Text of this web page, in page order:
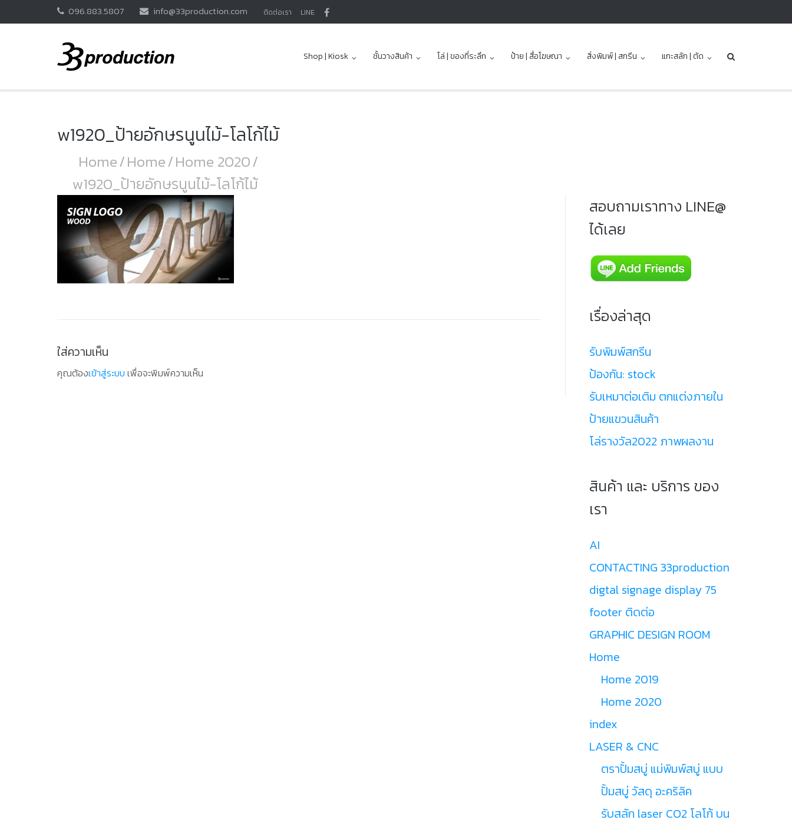
096.883.5807 info@33production.com ติดต่อเรา LINE
Shop | Kiosk ชั้นวางสินค้า โล่ | ของที่ระลึก ป้าย | สื่อโฆษณา สิ่งพิมพ์ | สกรีน แกะสลัก | ตัด
w1920_ป้ายอักษรนูนไม้-โลโก้ไม้
Home/Home/Home 2020/
w1920_ป้ายอักษรนูนไม้-โลโก้ไม้
ใส่ความเห็น
คุณต้องเข้าสู่ระบบ เพื่อจะพิมพ์ความเห็น
สอบถามเราทาง LINE@
ได้เลย
เรื่องล่าสุด
รับพิมพ์สกรีน
ป้องกัน: stock
รับเหมาต่อเติม ตกแต่งภายใน
ป้ายแขวนสินค้า
โล่รางวัล2022 ภาพผลงาน
สินค้า และ บริการ ของ
เรา
AI
CONTACTING 33production
digtal signage display 75
footer ติดต่อ
GRAPHIC DESIGN ROOM
Home
Home 2019
Home 2020
index
LASER & CNC
ตราปั้มสบู่ แม่พิมพ์สบู่ แบบ
ปั้มสบู่ วัสดุ อะคริลิค
รับสลัก laser CO2 โลโก้ บน